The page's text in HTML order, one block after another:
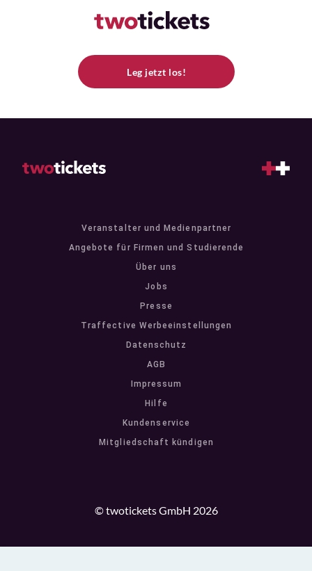
Leg jetzt los!
Veranstalter und Medienpartner
Angebote für Firmen und Studierende
Über uns
Jobs
Presse
Traffective Werbeeinstellungen
Datenschutz
AGB
Impressum
Hilfe
Kundenservice
Mitgliedschaft kündigen
© twotickets GmbH 2026